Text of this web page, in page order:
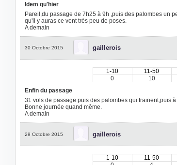
Idem qu'hier
Pareil,du passage de 7h25 à 9h ,puis des palombes un
qu'il y auras ce vent très peu de poses.
A demain
30 Octobre 2015 gaillerois
1-10 11-50
0
10
Enfin du passage
31 vols de passage puis des palombes qui trainent,puis
Bonne journée quand même.
A demain
29 Octobre 2015 gaillerois
1-10 11-50